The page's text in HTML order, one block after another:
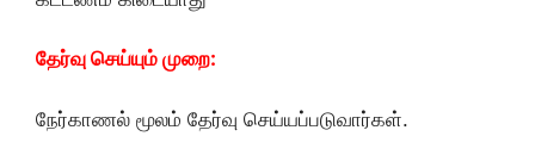
தேர்வு செய்யும் முறை:
நேர்காணல் மூலம் தேர்வு செய்யப்படுவார்கள்.